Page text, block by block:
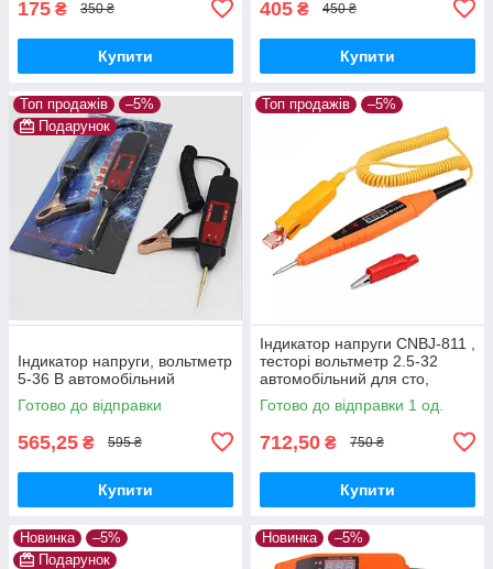
175 ₴ 350 ₴
Купити
405 ₴ 450 ₴
Купити
Топ продажів
–5%
Подарунок
Індикатор напруги, вольтметр
5-36 В автомобільний
Готово до відправки
565,25 ₴ 595 ₴
Купити
Топ продажів –5%
Індикатор напруги CNBJ-811 ,
тесторі вольтметр 2.5-32
автомобільний для сто,
автоелектрика
Готово до відправки 1 од.
712,50 ₴ 750 ₴
Купити
Новинка
–5%
Подарунок
Новинка –5%